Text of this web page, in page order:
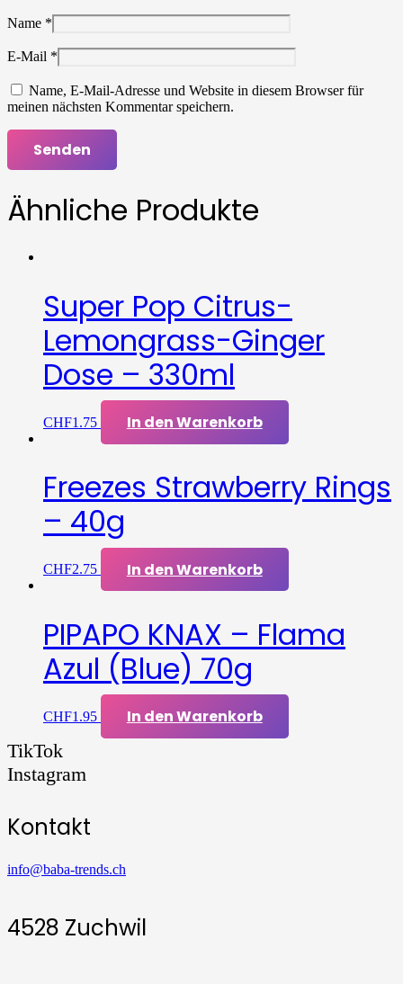
Name *
E-Mail *
Name, E-Mail-Adresse und Website in diesem Browser für
meinen nächsten Kommentar speichern.
Ähnliche Produkte
Super Pop Citrus-
Lemongrass-Ginger
Dose – 330ml
CHF1.75 In den Warenkorb
Freezes Strawberry Rings
– 40g
CHF2.75 In den Warenkorb
PIPAPO KNAX – Flama
Azul (Blue) 70g
CHF1.95 In den Warenkorb
TikTok
Instagram
Kontakt
info@baba-trends.ch
4528 Zuchwil